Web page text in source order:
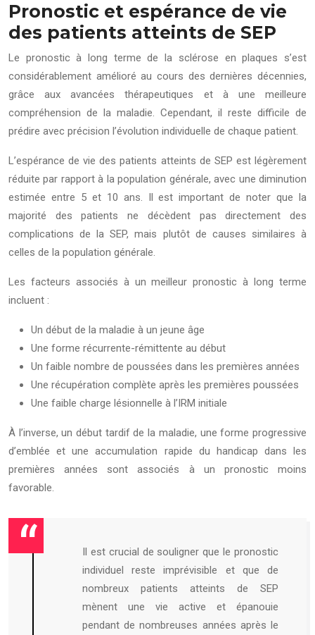
Pronostic et espérance de vie
des patients atteints de SEP
Le pronostic à long terme de la sclérose en plaques s’est
considérablement amélioré au cours des dernières décennies,
grâce aux avancées thérapeutiques et à une meilleure
compréhension de la maladie. Cependant, il reste difficile de
prédire avec précision l’évolution individuelle de chaque patient.
L’espérance de vie des patients atteints de SEP est légèrement
réduite par rapport à la population générale, avec une diminution
estimée entre 5 et 10 ans. Il est important de noter que la
majorité des patients ne décèdent pas directement des
complications de la SEP, mais plutôt de causes similaires à
celles de la population générale.
Les facteurs associés à un meilleur pronostic à long terme
incluent :
Un début de la maladie à un jeune âge
Une forme récurrente-rémittente au début
Un faible nombre de poussées dans les premières années
Une récupération complète après les premières poussées
Une faible charge lésionnelle à l’IRM initiale
À l’inverse, un début tardif de la maladie, une forme progressive
d’emblée et une accumulation rapide du handicap dans les
premières années sont associés à un pronostic moins
favorable.
Il est crucial de souligner que le pronostic
individuel reste imprévisible et que de
nombreux patients atteints de SEP
mènent une vie active et épanouie
pendant de nombreuses années après le